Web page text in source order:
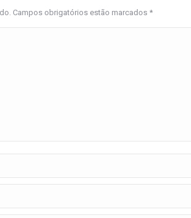
Campos obrigatórios estão marcados *